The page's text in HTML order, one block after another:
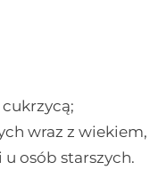
wraz z
osób starszych.